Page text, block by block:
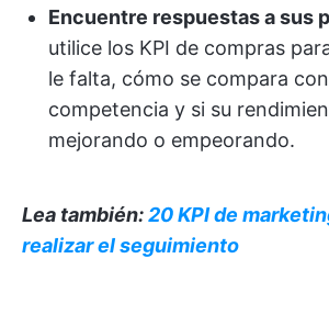
Encuentre respuestas a sus
utilice los KPI de compras
le falta, cómo se compara
competencia y si su
mejorando o empeorando.
Lea también:20 KPI de
realizar el seguimiento